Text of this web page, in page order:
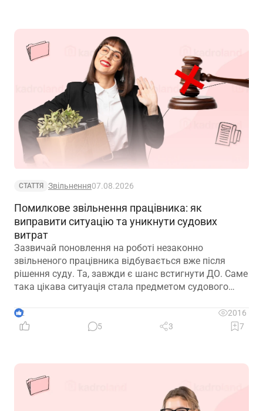
СТАТТЯ Звільнення07.08.2026
Помилкове звільнення працівника: як
виправити ситуацію та уникнути судових
витрат
Зазвичай поновлення на роботі незаконно
звільненого працівника відбувається вже після
рішення суду. Та, завжди є шанс встигнути ДО. Саме
така цікава ситуація стала предметом судового
скасував помилково виданий наказ про звільнення.
Розберемо її докладно
2
2016
5
3 7